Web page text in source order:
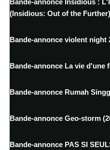
(Insidious: Out of the Further)
Bande-annonce violent night
Bande-annonce La vie d'une
Bande-annonce Rumah
Bande-annonce Geo-storm
Bande-annonce PAS SI